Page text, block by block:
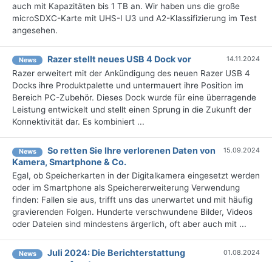
auch mit Kapazitäten bis 1 TB an. Wir haben uns die große
microSDXC-Karte mit UHS-I U3 und A2-Klassifizierung im Test
angesehen.
News Razer stellt neues USB 4 Dock vor 14.11.2024
Razer erweitert mit der Ankündigung des neuen Razer USB 4
Docks ihre Produktpalette und untermauert ihre Position im
Bereich PC-Zubehör. Dieses Dock wurde für eine überragende
Leistung entwickelt und stellt einen Sprung in die Zukunft der
Konnektivität dar. Es kombiniert ...
News
So retten Sie Ihre verlorenen Daten von
Kamera, Smartphone & Co.
15.09.2024
Egal, ob Speicherkarten in der Digitalkamera eingesetzt werden
oder im Smartphone als Speichererweiterung Verwendung
finden: Fallen sie aus, trifft uns das unerwartet und mit häufig
gravierenden Folgen. Hunderte verschwundene Bilder, Videos
oder Dateien sind mindestens ärgerlich, oft aber auch mit ...
News
Juli 2024: Die Bericht­erstattung
01.08.2024